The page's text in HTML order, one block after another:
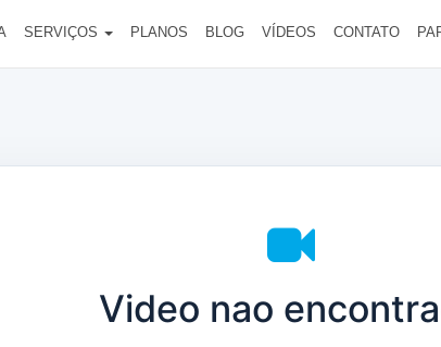
SERVIÇOS PLANOS BLOG VÍDEOS CONTATO
Video nao